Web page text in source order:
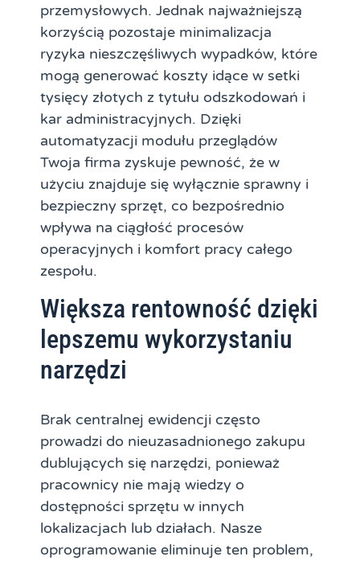
przemysłowych. Jednak najważniejszą
korzyścią pozostaje minimalizacja
ryzyka nieszczęśliwych wypadków, które
mogą generować koszty idące w setki
tysięcy złotych z tytułu odszkodowań i
kar administracyjnych. Dzięki
automatyzacji modułu przeglądów
Twoja firma zyskuje pewność, że w
użyciu znajduje się wyłącznie sprawny i
bezpieczny sprzęt, co bezpośrednio
wpływa na ciągłość procesów
operacyjnych i komfort pracy całego
zespołu.
Większa rentowność dzięki
lepszemu wykorzystaniu
narzędzi
Brak centralnej ewidencji często
prowadzi do nieuzasadnionego zakupu
dublujących się narzędzi, ponieważ
pracownicy nie mają wiedzy o
dostępności sprzętu w innych
lokalizacjach lub działach. Nasze
oprogramowanie eliminuje ten problem,